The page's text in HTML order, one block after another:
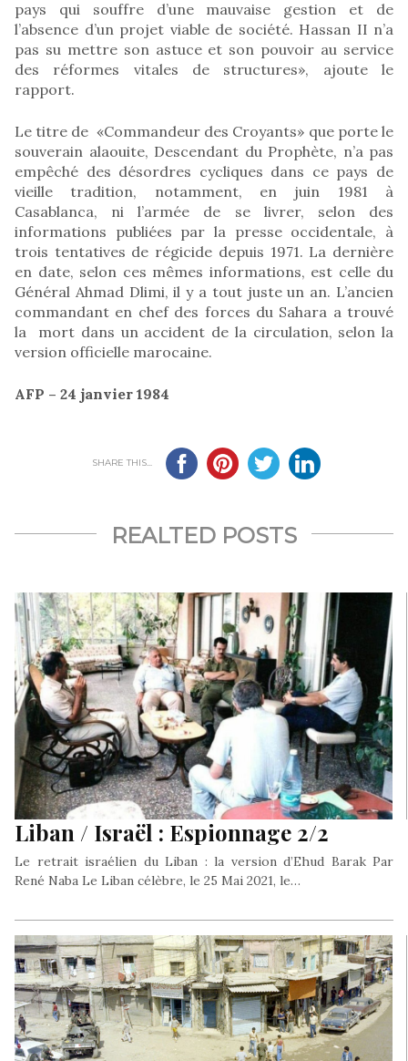
pays qui souffre d’une mauvaise gestion et de
l’absence d’un projet viable de société. Hassan II n’a
pas su mettre son astuce et son pouvoir au service
des réformes vitales de structures», ajoute le
rapport.
Le titre de «Commandeur des Croyants» que porte le
souverain alaouite, Descendant du Prophète, n’a pas
empêché des désordres cycliques dans ce pays de
vieille tradition, notamment, en juin 1981 à
Casablanca, ni l’armée de se livrer, selon des
informations publiées par la presse occidentale, à
trois tentatives de régicide depuis 1971. La dernière
en date, selon ces mêmes informations, est celle du
Général Ahmad Dlimi, il y a tout juste un an. L’ancien
commandant en chef des forces du Sahara a trouvé
la mort dans un accident de la circulation, selon la
version officielle marocaine.
AFP – 24 janvier 1984
SHARE THIS...
REALTED POSTS
Liban / Israël : Espionnage 2/2
Le retrait israélien du Liban : la version d’Ehud Barak Par
René Naba Le Liban célèbre, le 25 Mai 2021, le…